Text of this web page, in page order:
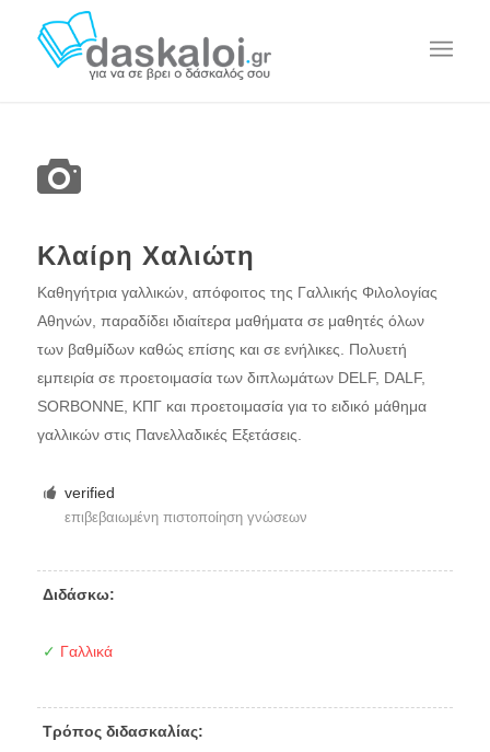
Κλαίρη Χαλιώτη
Καθηγήτρια γαλλικών, απόφοιτος της Γαλλικής Φιλολογίας
Αθηνών, παραδίδει ιδιαίτερα μαθήματα σε μαθητές όλων
των βαθμίδων καθώς επίσης και σε ενήλικες. Πολυετή
εμπειρία σε προετοιμασία των διπλωμάτων DELF, DALF,
SORBONNE, ΚΠΓ και προετοιμασία για το ειδικό μάθημα
γαλλικών στις Πανελλαδικές Εξετάσεις.
verified
επιβεβαιωμένη πιστοποίηση γνώσεων
Διδάσκω:
✓ Γαλλικά
Τρόπος διδασκαλίας: